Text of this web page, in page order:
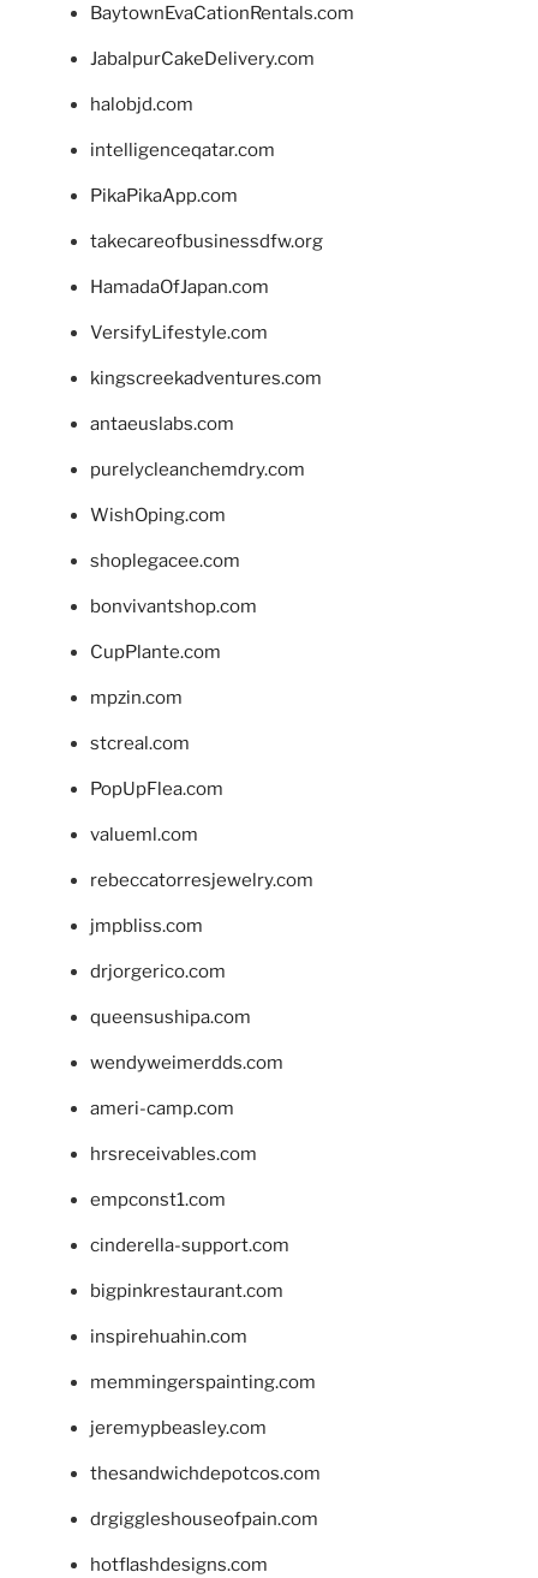
BaytownEvaCationRentals.com
JabalpurCakeDelivery.com
halobjd.com
intelligenceqatar.com
PikaPikaApp.com
takecareofbusinessdfw.org
HamadaOfJapan.com
VersifyLifestyle.com
kingscreekadventures.com
antaeuslabs.com
purelycleanchemdry.com
WishOping.com
shoplegacee.com
bonvivantshop.com
CupPlante.com
mpzin.com
stcreal.com
PopUpFlea.com
valueml.com
rebeccatorresjewelry.com
jmpbliss.com
drjorgerico.com
queensushipa.com
wendyweimerdds.com
ameri-camp.com
hrsreceivables.com
empconst1.com
cinderella-support.com
bigpinkrestaurant.com
inspirehuahin.com
memmingerspainting.com
jeremypbeasley.com
thesandwichdepotcos.com
drgiggleshouseofpain.com
hotflashdesigns.com